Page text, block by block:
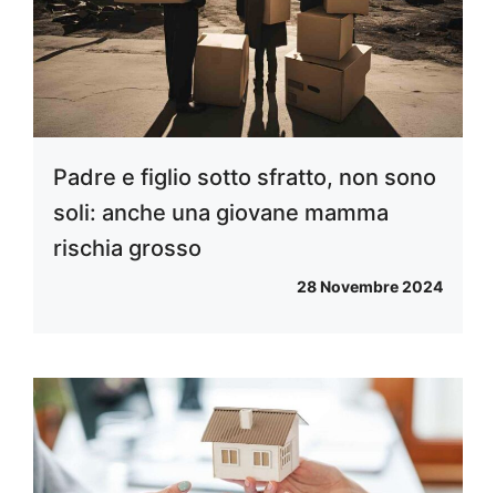
Padre e figlio sotto sfratto, non sono
soli: anche una giovane mamma
rischia grosso
28 Novembre 2024